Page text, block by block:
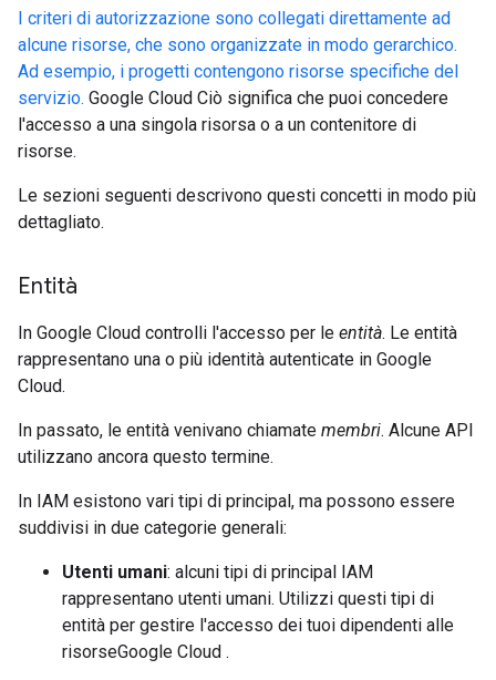
I criteri di autorizzazione sono collegati direttamente ad
alcune risorse, che sono organizzate in modo gerarchico.
Ad esempio, i progetti contengono risorse specifiche del
servizio. Google Cloud Ciò significa che puoi concedere
l'accesso a una singola risorsa o a un contenitore di
risorse.
Le sezioni seguenti descrivono questi concetti in modo più
dettagliato.
Entità
In Google Cloud controlli l'accesso per le entità. Le entità
rappresentano una o più identità autenticate in Google
Cloud.
In passato, le entità venivano chiamate membri. Alcune API
utilizzano ancora questo termine.
In IAM esistono vari tipi di principal, ma possono essere
suddivisi in due categorie generali:
Utenti umani: alcuni tipi di principal IAM
rappresentano utenti umani. Utilizzi questi tipi di
entità per gestire l'accesso dei tuoi dipendenti alle
risorseGoogle Cloud .